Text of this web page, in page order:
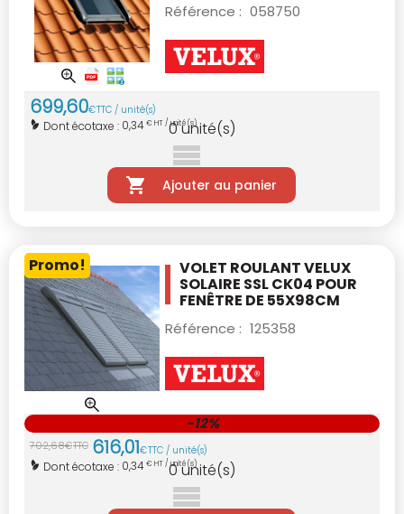
Référence : 058750
699,60€TTC / unité(s)
Dont écotaxe : 0,34€ HT / unité(s)
0unité(s)
Ajouter au panier
Promo! VOLET ROULANT VELUX
SOLAIRE SSL CK04 POUR
FENÊTRE DE 55X98CM
Référence : 125358
702,68€TTC 616,01€TTC / unité(s)
Dont écotaxe : 0,34€ HT / unité(s)
-12%
0unité(s)